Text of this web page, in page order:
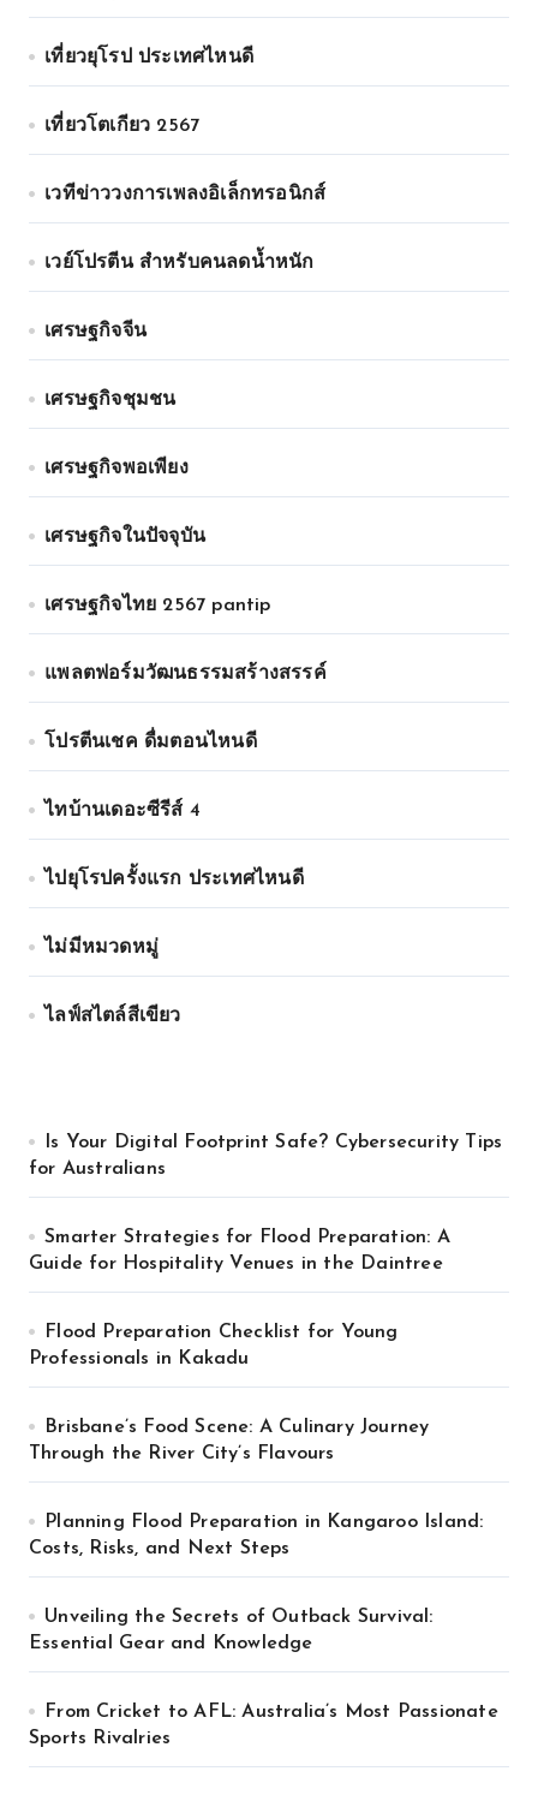
เที่ยวยุโรป ประเทศไหนดี
เที่ยวโตเกียว 2567
เวทีข่าววงการเพลงอิเล็กทรอนิกส์
เวย์โปรตีน สำหรับคนลดน้ำหนัก
เศรษฐกิจจีน
เศรษฐกิจชุมชน
เศรษฐกิจพอเพียง
เศรษฐกิจในปัจจุบัน
เศรษฐกิจไทย 2567 pantip
แพลตฟอร์มวัฒนธรรมสร้างสรรค์
โปรตีนเชค ดื่มตอนไหนดี
ไทบ้านเดอะซีรีส์ 4
ไปยุโรปครั้งแรก ประเทศไหนดี
ไม่มีหมวดหมู่
ไลฟ์สไตล์สีเขียว
Is Your Digital Footprint Safe? Cybersecurity Tips
for Australians
Smarter Strategies for Flood Preparation: A
Guide for Hospitality Venues in the Daintree
Flood Preparation Checklist for Young
Professionals in Kakadu
Brisbane’s Food Scene: A Culinary Journey
Through the River City’s Flavours
Planning Flood Preparation in Kangaroo Island:
Costs, Risks, and Next Steps
Unveiling the Secrets of Outback Survival:
Essential Gear and Knowledge
From Cricket to AFL: Australia’s Most Passionate
Sports Rivalries